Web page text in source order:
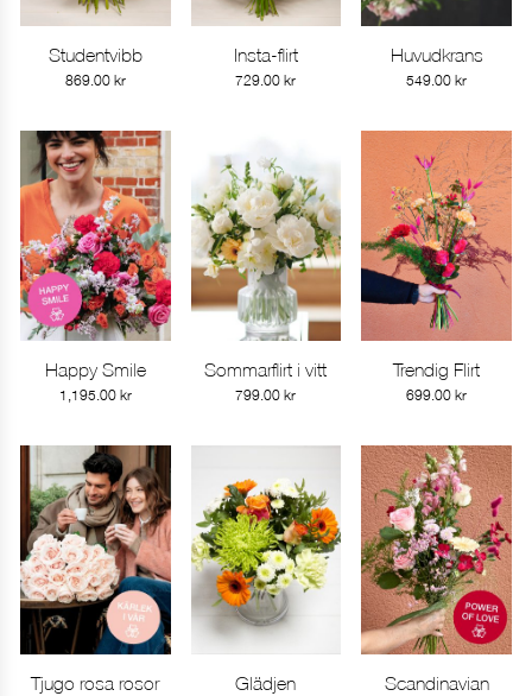
Gå till produkt
Studentvibb
869.00 kr
Gå till produkt
Insta-flirt
729.00kr
Gå till produkt
Huvudkrans
549.00kr
Gå till produkt
Happy Smile
1,195.00 kr
Gå till produkt
Sommarflirt i vitt
799.00kr
Gå till produkt
Trendig Flirt
699.00kr
Gå till produkt
Tjugo rosa rosor Gå till produkt
Glädjen Gå till produkt
Scandinavian